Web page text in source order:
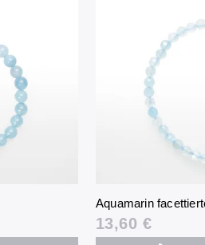
Aquamarin
13,60 €